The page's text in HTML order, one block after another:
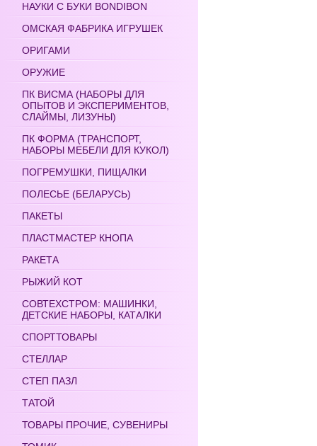
НАУКИ С БУКИ BONDIBON
ОМСКАЯ ФАБРИКА ИГРУШЕК
ОРИГАМИ
ОРУЖИЕ
ПК ВИСМА (НАБОРЫ ДЛЯ
ОПЫТОВ И ЭКСПЕРИМЕНТОВ,
СЛАЙМЫ, ЛИЗУНЫ)
ПК ФОРМА (ТРАНСПОРТ,
НАБОРЫ МЕБЕЛИ ДЛЯ КУКОЛ)
ПОГРЕМУШКИ, ПИЩАЛКИ
ПОЛЕСЬЕ (БЕЛАРУСЬ)
ПАКЕТЫ
ПЛАСТМАСТЕР КНОПА
РАКЕТА
РЫЖИЙ КОТ
СОВТЕХСТРОМ: МАШИНКИ,
ДЕТСКИЕ НАБОРЫ, КАТАЛКИ
СПОРТТОВАРЫ
СТЕЛЛАР
СТЕП ПАЗЛ
ТАТОЙ
ТОВАРЫ ПРОЧИЕ, СУВЕНИРЫ